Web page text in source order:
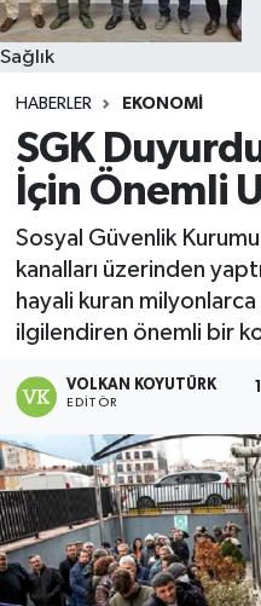
Sağlık
HABERLER EKONOMI
SGK
İçin Önemli
Sosyal Güvenlik
kanalları üzerinden
hayali kuran milyonlarca
ilgilendiren önemli bir
VOLKAN KOYUTÜRK
EDITÖR